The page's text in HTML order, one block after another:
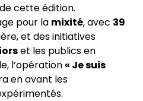
cette édition.
pour la mixité, avec 39
et des initiatives
et les publics en
l’opération « Je suis
en avant les